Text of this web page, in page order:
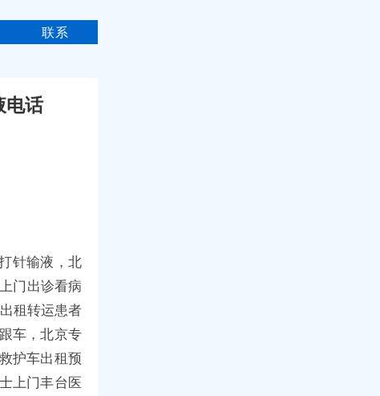
联系
电话
针输液，北
门出诊看病
租转运患者
车，北京专
护车出租预
上门丰台医